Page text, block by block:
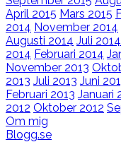
April 2015 Mars 2015
2014 November 2014
Augusti 2014 Juli 2014
2014 Februari 2014
November 2013
2013 Juli 2013 Juni
Februari 2013 Januari
2012 Oktober 2012
Om mig
Blogg.se